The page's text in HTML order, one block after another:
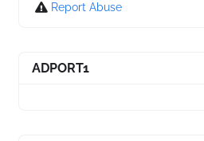
Report Abuse
ADPORT1